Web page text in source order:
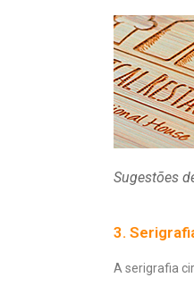
Sugestões
3.
A serigrafia